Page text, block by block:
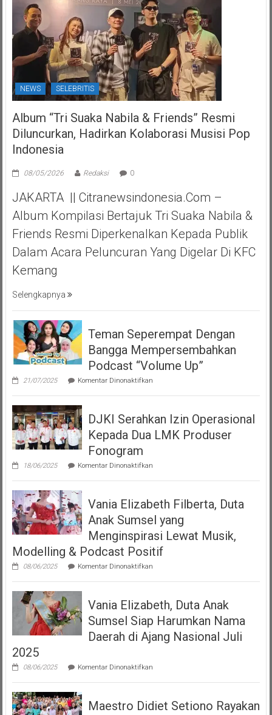
NEWS SELEBRITIS
Album “Tri Suaka Nabila & Friends” Resmi
Diluncurkan, Hadirkan Kolaborasi Musisi Pop
Indonesia
08/05/2026 Redaksi 0
JAKARTA || Citranewsindonesia.com –
Album Kompilasi Bertajuk Tri Suaka Nabila &
Friends Resmi Diperkenalkan Kepada Publik
Dalam Acara Peluncuran Yang Digelar Di KFC
Kemang
Selengkapnya
Teman Seperempat Dengan
Bangga Mempersembahkan
Podcast “Volume Up”
21/07/2025 Komentar Dinonaktifkanpada
Seperempat
Bangga
Mempersembahkan
Podcast
DJKI Serahkan Izin Operasional
Kepada Dua LMK Produser
Fonogram
18/06/2025 Komentar Dinonaktifkanpada
Serahkan
Operasional
Dua
LMK
Produser
Fonogram
Vania Elizabeth Filberta, Duta
Anak Sumsel yang
Menginspirasi Lewat Musik,
Modelling & Podcast Positif
08/06/2025 Komentar Dinonaktifkanpada
Elizabeth
Duta
Sumsel
Menginspirasi
Modelling
Positif
Vania Elizabeth, Duta Anak
Sumsel Siap Harumkan Nama
Daerah di Ajang Nasional Juli
2025
08/06/2025 Komentar Dinonaktifkanpada
Elizabeth,
Anak
Maestro Didiet Setiono Rayakan